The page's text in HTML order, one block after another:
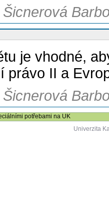
je vhodné,
právo II a
potřebami na UK
Univerzita